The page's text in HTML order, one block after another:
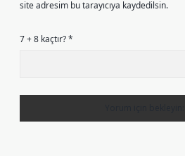
site adresim bu tarayıcıya kaydedilsin.
7 + 8 kaçtır?*